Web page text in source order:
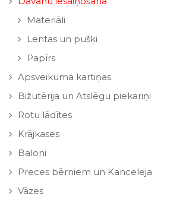
Materiāli
Lentas un pušķi
Papīrs
Apsveikuma kartiņas
Bižutērija un Atslēgu piekariņi
Rotu lādītes
Krājkases
Baloni
Preces bērniem un Kanceleja
Vāzes